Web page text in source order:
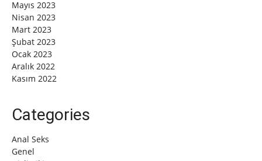
Mayıs 2023
Nisan 2023
Mart 2023
Şubat 2023
Ocak 2023
Aralık 2022
Kasım 2022
Categories
Anal Seks
Genel